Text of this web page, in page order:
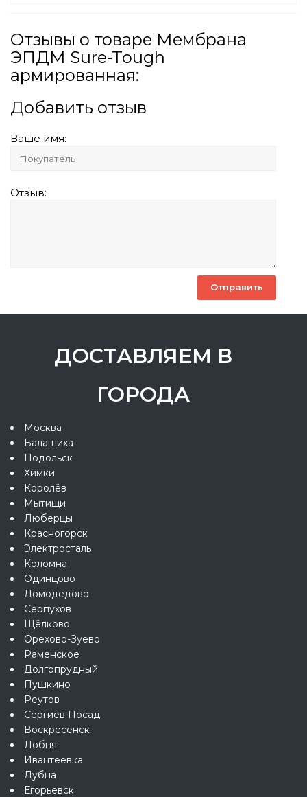
Отзывы о товаре Мембрана
ЭПДМ Sure-Tough
армированная:
Добавить отзыв
Ваше имя:
Отзыв:
ДОСТАВЛЯЕМ В
ГОРОДА
Москва
Балашиха
Подольск
Химки
Королёв
Мытищи
Люберцы
Красногорск
Электросталь
Коломна
Одинцово
Домодедово
Серпухов
Щёлково
Орехово-Зуево
Раменское
Долгопрудный
Пушкино
Реутов
Сергиев Посад
Воскресенск
Лобня
Ивантеевка
Дубна
Егорьевск